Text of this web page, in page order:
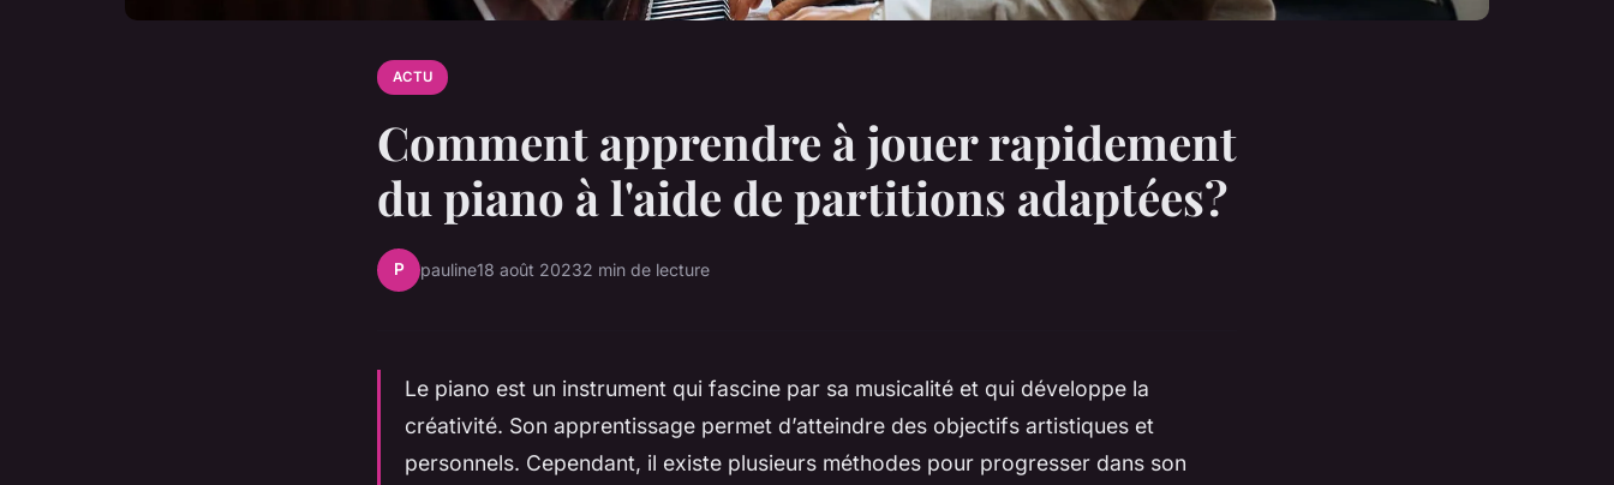
ACTU
Comment apprendre à jouer rapidement
du piano à l'aide de partitions adaptées?
P pauline18 août 20232 min de lecture
Le piano est un instrument qui fascine par sa musicalité et qui développe la
créativité. Son apprentissage permet d’atteindre des objectifs artistiques et
personnels. Cependant, il existe plusieurs méthodes pour progresser dans son